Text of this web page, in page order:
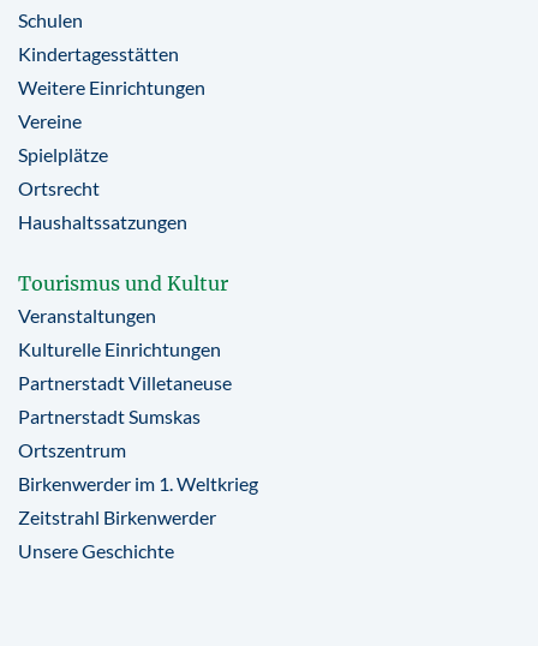
Schulen
Kindertagesstätten
Weitere Einrichtungen
Vereine
Spielplätze
Ortsrecht
Haushaltssatzungen
Tourismus und Kultur
Veranstaltungen
Kulturelle Einrichtungen
Partnerstadt Villetaneuse
Partnerstadt Sumskas
Ortszentrum
Birkenwerder im 1. Weltkrieg
Zeitstrahl Birkenwerder
Unsere Geschichte